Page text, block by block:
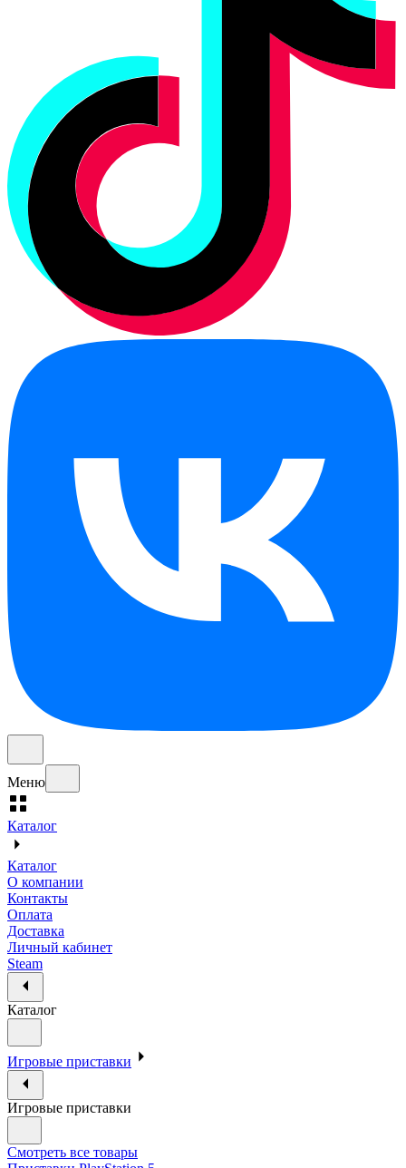
Меню
Каталог
Каталог
О компании
Контакты
Оплата
Доставка
Личный кабинет
Steam
Каталог
Игровые приставки
Игровые приставки
Смотреть все товары